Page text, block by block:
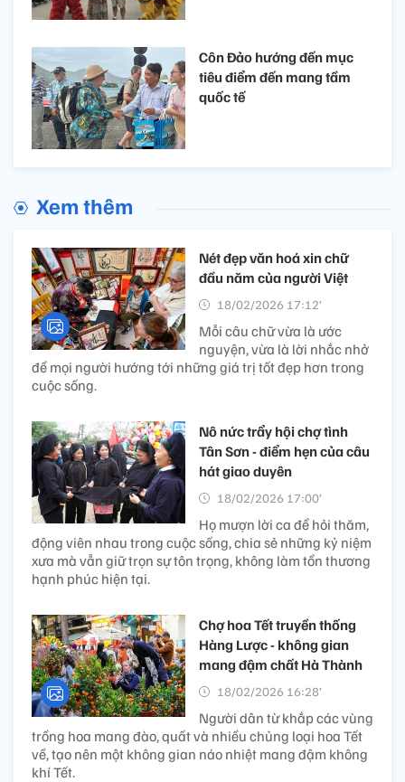
Côn Đảo hướng đến mục
tiêu điểm đến mang tầm
quốc tế
Xem thêm
Nét đẹp văn hoá xin chữ
đầu năm của người Việt
18/02/2026 17:12’
Mỗi câu chữ vừa là ước
nguyện, vừa là lời nhắc nhở
để mọi người hướng tới những giá trị tốt đẹp hơn trong
cuộc sống.
Nô nức trẩy hội chợ tình
Tân Sơn - điểm hẹn của câu
hát giao duyên
18/02/2026 17:00’
Họ mượn lời ca để hỏi thăm,
động viên nhau trong cuộc sống, chia sẻ những kỷ niệm
xưa mà vẫn giữ trọn sự tôn trọng, không làm tổn thương
hạnh phúc hiện tại.
Chợ hoa Tết truyền thống
Hàng Lược - không gian
mang đậm chất Hà Thành
18/02/2026 16:28’
Người dân từ khắp các vùng
trồng hoa mang đào, quất và nhiều chủng loại hoa Tết
về, tạo nên một không gian náo nhiệt mang đậm không
khí Tết.